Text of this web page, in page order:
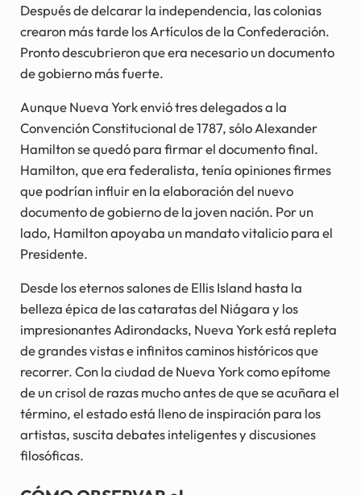
Después de delcarar la independencia, las colonias
crearon más tarde los Artículos de la Confederación.
Pronto descubrieron que era necesario un documento
de gobierno más fuerte.
Aunque Nueva York envió tres delegados a la
Convención Constitucional de 1787, sólo Alexander
Hamilton se quedó para firmar el documento final.
Hamilton, que era federalista, tenía opiniones firmes
que podrían influir en la elaboración del nuevo
documento de gobierno de la joven nación. Por un
lado, Hamilton apoyaba un mandato vitalicio para el
Presidente.
Desde los eternos salones de Ellis Island hasta la
belleza épica de las cataratas del Niágara y los
impresionantes Adirondacks, Nueva York está repleta
de grandes vistas e infinitos caminos históricos que
recorrer. Con la ciudad de Nueva York como epítome
de un crisol de razas mucho antes de que se acuñara el
término, el estado está lleno de inspiración para los
artistas, suscita debates inteligentes y discusiones
filosóficas.